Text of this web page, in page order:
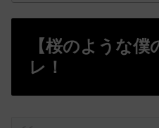
【桜のような
レ！